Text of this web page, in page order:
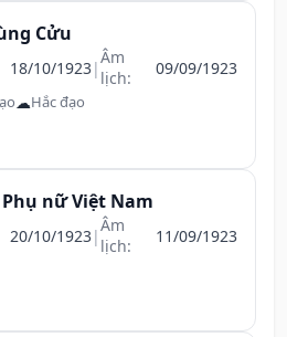
Cửu
18/10/1923|Âm
lịch:
09/09/1923
☁Hắc đạo
nữ Việt Nam
20/10/1923|Âm
lịch:
11/09/1923